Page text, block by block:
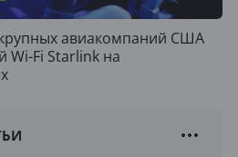
авиакомпаний США
Wi-Fi Starlink на